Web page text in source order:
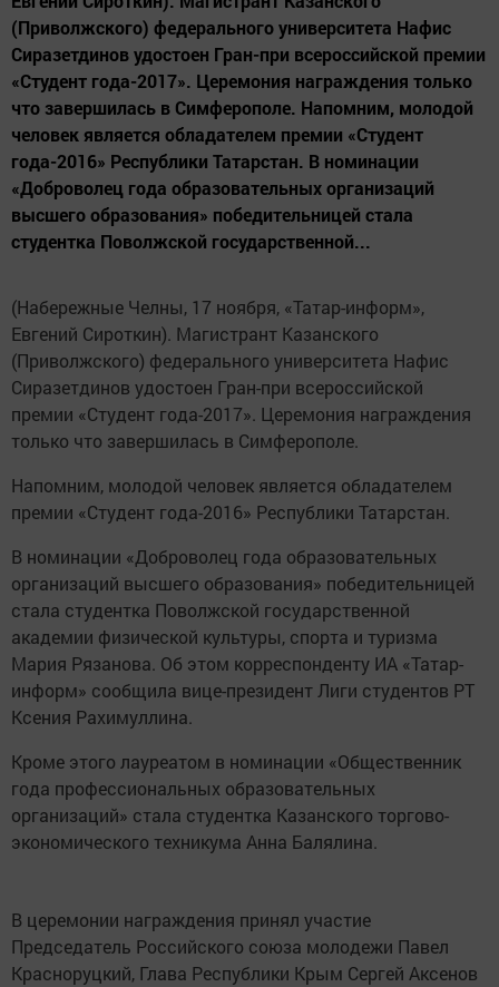
(Приволжского) федерального университета Нафис
Сиразетдинов удостоен Гран-при всероссийской премии
«Студент года-2017». Церемония награждения только
что завершилась в Симферополе. Напомним, молодой
человек является обладателем премии «Студент
года-2016» Республики Татарстан. В номинации
«Доброволец года образовательных организаций
высшего образования» победительницей стала
студентка Поволжской государственной...
(Набережные Челны, 17 ноября, «Татар-информ»,
Евгений Сироткин). Магистрант Казанского
(Приволжского) федерального университета Нафис
Сиразетдинов удостоен Гран-при всероссийской
премии «Студент года-2017». Церемония награждения
только что завершилась в Симферополе.
Напомним, молодой человек является обладателем
премии «Студент года-2016» Республики Татарстан.
В номинации «Доброволец года образовательных
организаций высшего образования» победительницей
стала студентка Поволжской государственной
академии физической культуры, спорта и туризма
Мария Рязанова. Об этом корреспонденту ИА «Татар-
информ» сообщила вице-президент Лиги студентов РТ
Ксения Рахимуллина.
Кроме этого лауреатом в номинации «Общественник
года профессиональных образовательных
организаций» стала студентка Казанского торгово-
экономического техникума Анна Балялина.
В церемонии награждения принял участие
Председатель Российского союза молодежи Павел
Красноруцкий, Глава Республики Крым Сергей Аксенов